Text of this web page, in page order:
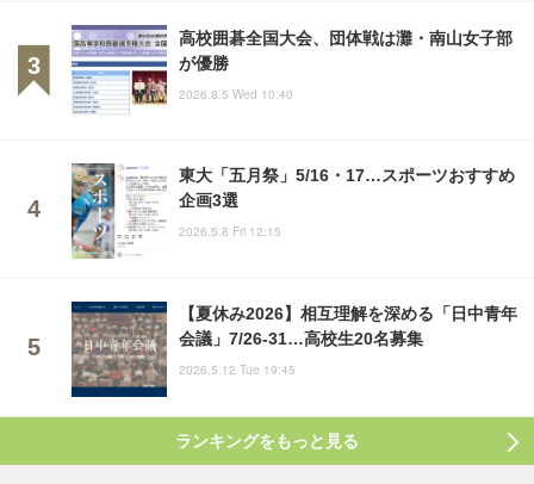
高校囲碁全国大会、団体戦は灘・南山女子部
が優勝
2026.8.5 Wed 10:40
東大「五月祭」5/16・17…スポーツおすすめ
企画3選
2026.5.8 Fri 12:15
【夏休み2026】相互理解を深める「日中青年
会議」7/26-31…高校生20名募集
2026.5.12 Tue 19:45
ランキングをもっと見る